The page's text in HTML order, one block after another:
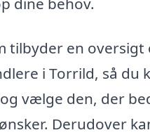
tilbyder en oversigt
i Torrild, så du
vælge den, der
Derudover